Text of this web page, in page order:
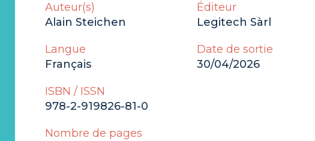
Auteur(s)
Alain Steichen
Langue
Français
ISBN / ISSN
978-2-919826-81-0
Nombre de pages
Éditeur
Legitech Sàrl
Date de sortie
30/04/2026